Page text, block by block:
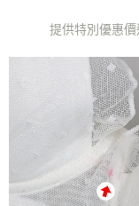
２．關於個人資料處理
https://aftee.tw/terms/
「AFTEE先享後付」，
４．使用「AFTEE先享
時審查核予不同之上限
請求用戶進行身份認證。
５．嚴禁一人註冊多個
恩沛科技股份有限公司
提供特別優惠價